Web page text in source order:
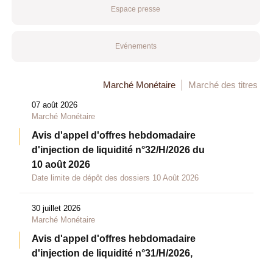
Espace presse
Evénements
Marché Monétaire Marché des titres
07 août 2026
Marché Monétaire
Avis d'appel d'offres hebdomadaire
d'injection de liquidité n°32/H/2026 du
10 août 2026
Date limite de dépôt des dossiers 10 Août 2026
30 juillet 2026
Marché Monétaire
Avis d'appel d'offres hebdomadaire
d'injection de liquidité n°31/H/2026,